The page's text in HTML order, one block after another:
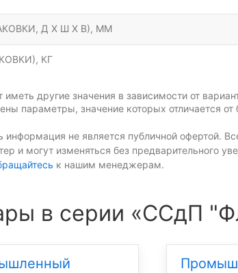
Д Х Ш Х В), ММ
КГ
другие значения в зависимости от
параметры, значение которых отличается от
информация не является публичной офертой.
и могут изменяться без предварительного
к нашим менеджерам.
в серии «ССдП